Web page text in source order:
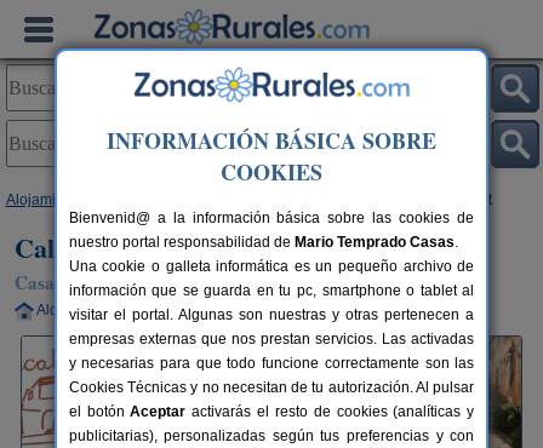
Alojamientos > Cal Paradet
Cal Paradet
Casa Rural en Castellfollit del Boix (Barcelona)
Alquiler completo 10-30+10 plazas 60 km de Barcelona
INFORMACIÓN BÁSICA SOBRE
COOKIES
Bienvenid@ a la información básica sobre las cookies de
nuestro portal responsabilidad de Mario Temprado Casas.
Una cookie o galleta informática es un pequeño archivo de
información que se guarda en tu pc, smartphone o tablet al
visitar el portal. Algunas son nuestras y otras pertenecen a
empresas externas que nos prestan servicios. Las activadas
y necesarias para que todo funcione correctamente son las
Cookies Técnicas y no necesitan de tu autorización. Al pulsar
el botónAceptar activarás el resto de cookies (analíticas y
publicitarias), personalizadas según tus preferencias y con